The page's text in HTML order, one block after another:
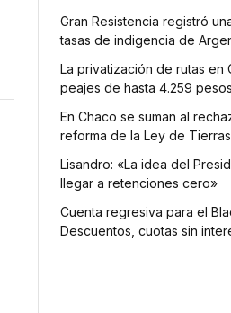
Gran Resistencia registró
tasas de indigencia de
La privatización de rutas en
peajes de hasta 4.259 pesos
En Chaco se suman al
reforma de la Ley de Tierras
Lisandro: «La idea del
llegar a retenciones cero»
Cuenta regresiva para el
Descuentos, cuotas sin